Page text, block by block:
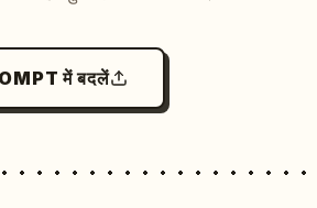
में बदलें